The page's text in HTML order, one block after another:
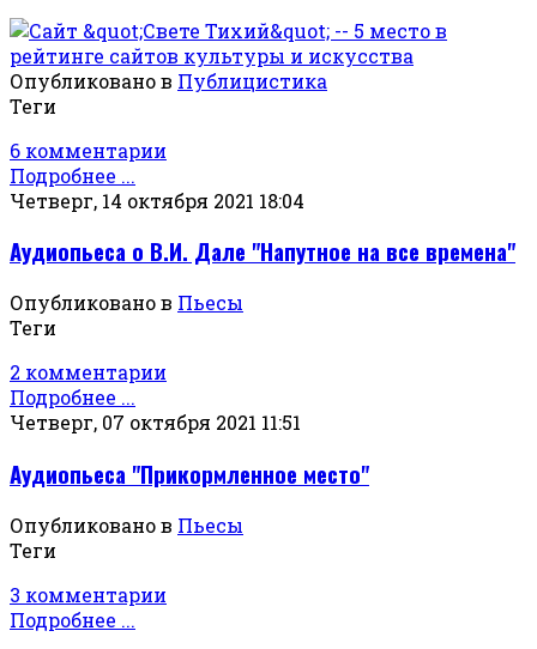
Опубликовано в Публицистика
Теги
6 комментарии
Подробнее ...
Четверг, 14 октября 2021 18:04
Аудиопьеса о В.И. Дале "Напутное на все времена"
Опубликовано в Пьесы
Теги
2 комментарии
Подробнее ...
Четверг, 07 октября 2021 11:51
Аудиопьеса "Прикормленное место"
Опубликовано в Пьесы
Теги
3 комментарии
Подробнее ...